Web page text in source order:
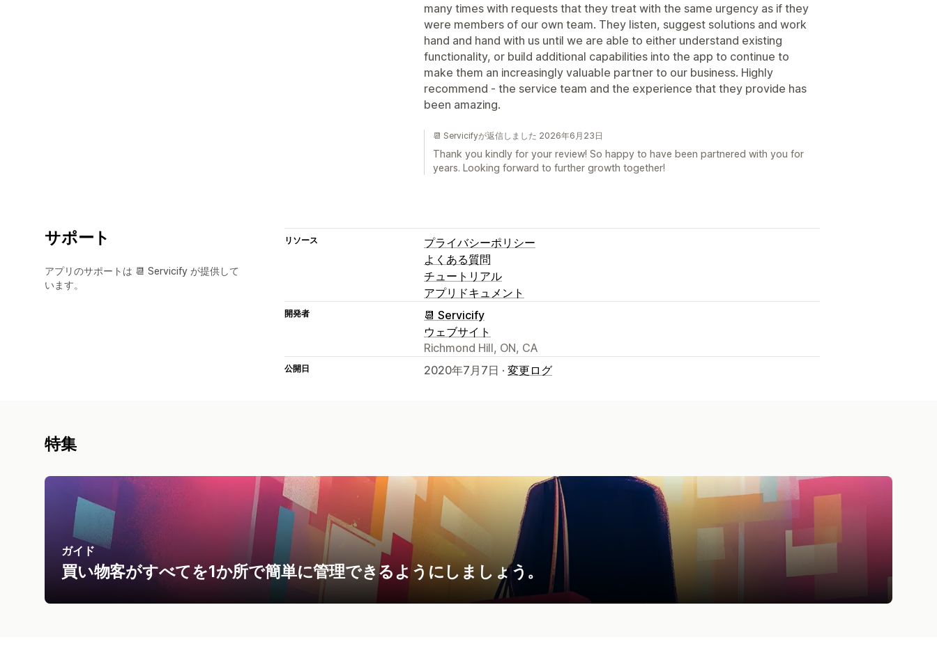
many times with requests that they treat with the same urgency as if they
were members of our own team. They listen, suggest solutions and work
hand and hand with us until we are able to either understand existing
functionality, or build additional capabilities into the app to continue to
make them an increasingly valuable partner to our business. Highly
recommend - the service team and the experience that they provide has
been amazing.
📆 Servicifyが返信しました 2026年6月23日
Thank you kindly for your review! So happy to have been partnered with you for
years. Looking forward to further growth together!
サポート
アプリのサポートは 📆 Servicify が提供して
います。
リソース
プライバシーポリシー
よくある質問
チュートリアル
アプリドキュメント
開発者
📆 Servicify
ウェブサイト
Richmond Hill, ON, CA
公開日 2020年7月7日 · 変更ログ
特集
ガイド
買い物客がすべてを1か所で簡単に管理できるようにしましょう。